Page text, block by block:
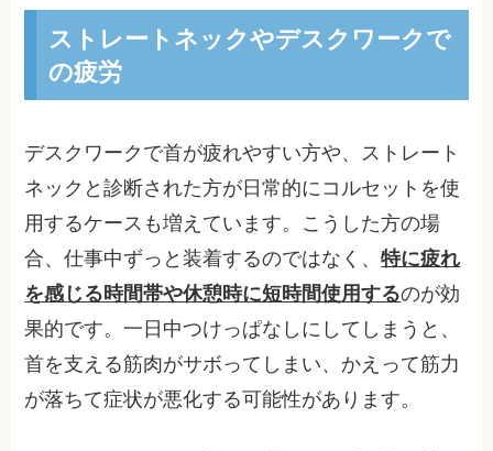
ストレートネックやデスクワークで
の疲労
デスクワークで首が疲れやすい方や、ストレート
ネックと診断された方が日常的にコルセットを使
用するケースも増えています。こうした方の場
合、仕事中ずっと装着するのではなく、特に疲れ
を感じる時間帯や休憩時に短時間使用するのが効
果的です。一日中つけっぱなしにしてしまうと、
首を支える筋肉がサボってしまい、かえって筋力
が落ちて症状が悪化する可能性があります。